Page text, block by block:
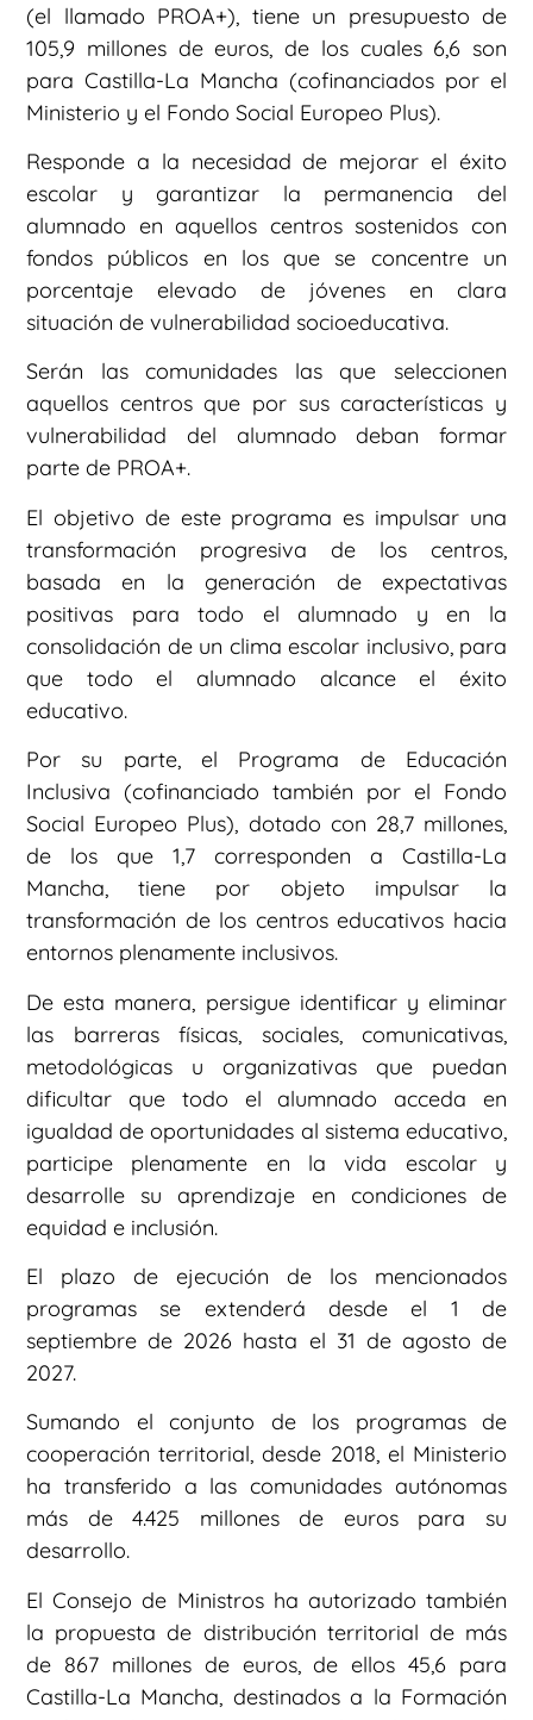
(el llamado PROA+), tiene un presupuesto de
105,9 millones de euros, de los cuales 6,6 son
para Castilla-La Mancha (cofinanciados por el
Ministerio y el Fondo Social Europeo Plus).
Responde a la necesidad de mejorar el éxito
escolar y garantizar la permanencia del
alumnado en aquellos centros sostenidos con
fondos públicos en los que se concentre un
porcentaje elevado de jóvenes en clara
situación de vulnerabilidad socioeducativa.
Serán las comunidades las que seleccionen
aquellos centros que por sus características y
vulnerabilidad del alumnado deban formar
parte de PROA+.
El objetivo de este programa es impulsar una
transformación progresiva de los centros,
basada en la generación de expectativas
positivas para todo el alumnado y en la
consolidación de un clima escolar inclusivo, para
que todo el alumnado alcance el éxito
educativo.
Por su parte, el Programa de Educación
Inclusiva (cofinanciado también por el Fondo
Social Europeo Plus), dotado con 28,7 millones,
de los que 1,7 corresponden a Castilla-La
Mancha, tiene por objeto impulsar la
transformación de los centros educativos hacia
entornos plenamente inclusivos.
De esta manera, persigue identificar y eliminar
las barreras físicas, sociales, comunicativas,
metodológicas u organizativas que puedan
dificultar que todo el alumnado acceda en
igualdad de oportunidades al sistema educativo,
participe plenamente en la vida escolar y
desarrolle su aprendizaje en condiciones de
equidad e inclusión.
El plazo de ejecución de los mencionados
programas se extenderá desde el 1 de
septiembre de 2026 hasta el 31 de agosto de
2027.
Sumando el conjunto de los programas de
cooperación territorial, desde 2018, el Ministerio
ha transferido a las comunidades autónomas
más de 4.425 millones de euros para su
desarrollo.
El Consejo de Ministros ha autorizado también
la propuesta de distribución territorial de más
de 867 millones de euros, de ellos 45,6 para
Castilla-La Mancha, destinados a la Formación